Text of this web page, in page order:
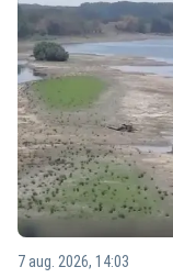
7 aug. 2026, 14:03